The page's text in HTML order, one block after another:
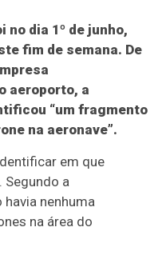
dia 1º de junho,
fim de semana. De
aeroporto, a
“um fragmento
na aeronave”.
em que
a
havia nenhuma
na área do